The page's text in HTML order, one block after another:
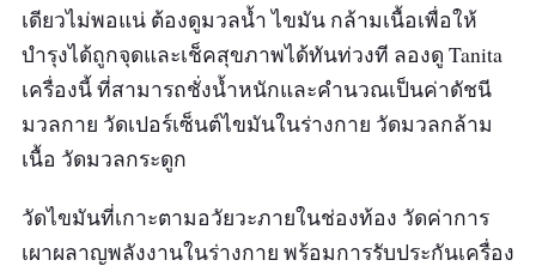
เดียวไม่พอแน่ ต้องดูมวลน้ำ ไขมัน กล้ามเนื้อเพื่อให้
บำรุงได้ถูกจุดและเช็คสุขภาพได้ทันท่วงที ลองดู Tanita
เครื่องนี้ ที่สามารถชั่งน้ำหนักและคำนวณเป็นค่าดัชนี
มวลกาย วัดเปอร์เซ็นต์ไขมันในร่างกาย วัดมวลกล้าม
เนื้อ วัดมวลกระดูก
วัดไขมันที่เกาะตามอวัยวะภายในช่องท้อง วัดค่าการ
เผาผลาญพลังงานในร่างกาย พร้อมการรับประกันเครื่อง